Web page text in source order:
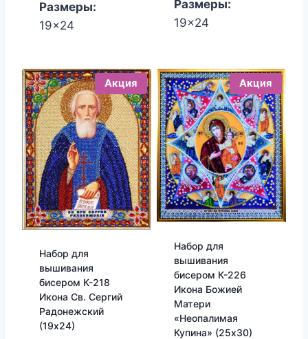
Размеры:
19x24
Размеры:
19x24
Акция
Набор для
вышивания
бисером К-218
Икона Св. Сергий
Радонежский
(19х24)
Акция
Набор для
вышивания
бисером К-226
Икона Божией
Матери
«Неопалимая
Купина» (25х30)